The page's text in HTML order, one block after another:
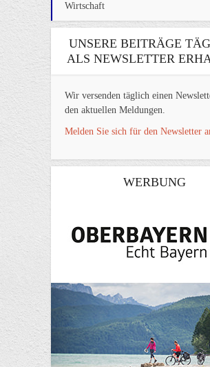
Wirtschaft
UNSERE BEITRÄGE
ALS NEWSLETTER
Wir versenden täglich einen
den aktuellen Meldungen.
Melden Sie sich für den Newsletter
WERBUNG